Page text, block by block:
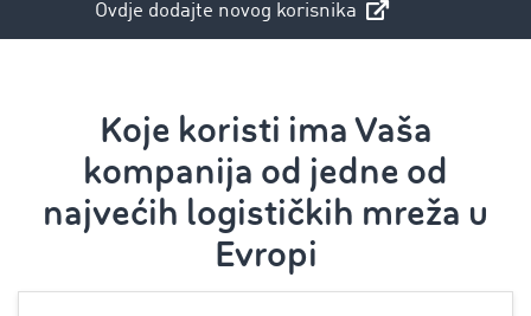
Ovdje dodajte novog korisnika
Koje koristi ima Vaša
kompanija od jedne od
najvećih logističkih mreža u
Evropi